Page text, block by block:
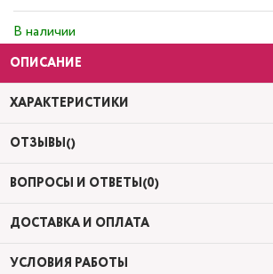
В наличии
ОПИСАНИЕ
ХАРАКТЕРИСТИКИ
ОТЗЫВЫ()
ВОПРОСЫ И ОТВЕТЫ(0)
ДОСТАВКА И ОПЛАТА
УСЛОВИЯ РАБОТЫ